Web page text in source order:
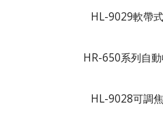
HL-9029軟帶
HR-650系列自
HL-9028可調